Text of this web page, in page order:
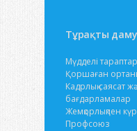
Тұрақты даму
Мүдделі
Қоршаған
Кадрлық саясат
бағдарламалар
Жемқорлықпен
Профсоюз